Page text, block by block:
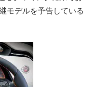
モデルを予告している